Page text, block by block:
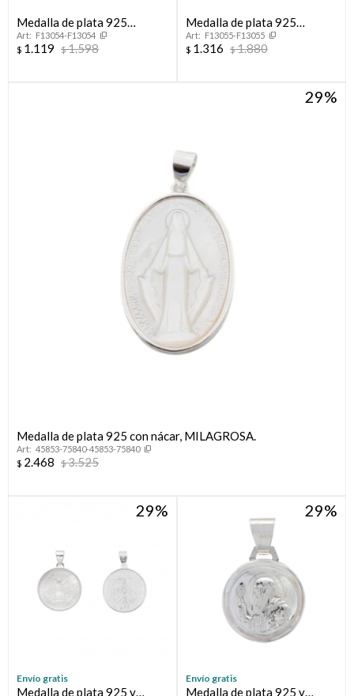
Medalla de plata 925
Arenada
F13054-F13054
$ 1.119 $1.598
Medalla de plata 925
Arenada
F13055-F13055
$ 1.316 $1.880
29
Medalla de plata 925 con nácar, MILAGROSA.
45853-75840-45853-75840
$ 2.468 $3.525
29
Envío gratis
Medalla de plata 925 y
29
Envío gratis
Medalla de plata 925 y